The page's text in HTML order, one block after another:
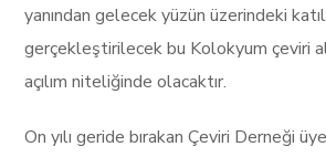
yanından gelecek yüzün üzerindeki
gerçekleştirilecek bu Kolokyum çeviri
açılım niteliğinde olacaktır.
On yılı geride bırakan Çeviri Derneği